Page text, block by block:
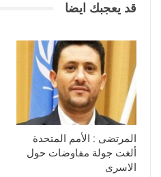
قد يعجبك ايضا
المرتضى : الأمم المتحدة
ألغت جولة مفاوضات حول
الاسرى